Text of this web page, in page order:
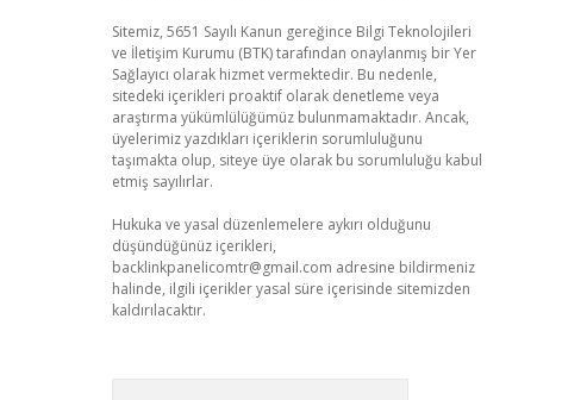
Sitemiz, 5651 Sayılı Kanun gereğince Bilgi Teknolojileri
ve İletişim Kurumu (BTK) tarafından onaylanmış bir Yer
Sağlayıcı olarak hizmet vermektedir. Bu nedenle,
sitedeki içerikleri proaktif olarak denetleme veya
araştırma yükümlülüğümüz bulunmamaktadır. Ancak,
üyelerimiz yazdıkları içeriklerin sorumluluğunu
taşımakta olup, siteye üye olarak bu sorumluluğu kabul
etmiş sayılırlar.
Hukuka ve yasal düzenlemelere aykırı olduğunu
düşündüğünüz içerikleri,
backlinkpanelicomtr@gmail.com adresine bildirmeniz
halinde, ilgili içerikler yasal süre içerisinde sitemizden
kaldırılacaktır.